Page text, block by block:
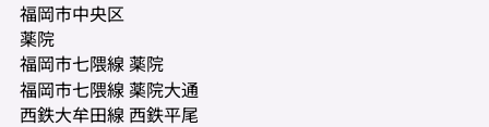
福岡市中央区
薬院
福岡市七隈線 薬院
福岡市七隈線 薬院大通
西鉄大牟田線 西鉄平尾